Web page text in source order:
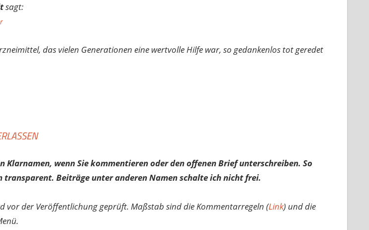
sagt:
das vielen Generationen eine wertvolle Hilfe war, so gedankenlos tot geredet
Klarnamen, wenn Sie kommentieren oder den offenen Brief unterschreiben. So
transparent. Beiträge unter anderen Namen schalte ich nicht frei.
vor der Veröffentlichung geprüft. Maßstab sind die Kommentarregeln (Link) und die